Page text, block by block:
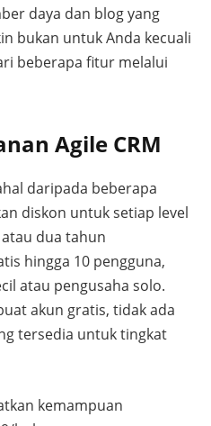
daya dan blog yang
bukan untuk Anda kecuali
beberapa fitur melalui
Agile CRM
daripada beberapa
diskon untuk setiap level
dua tahun
hingga 10 pengguna,
atau pengusaha solo.
akun gratis, tidak ada
tersedia untuk tingkat
kemampuan